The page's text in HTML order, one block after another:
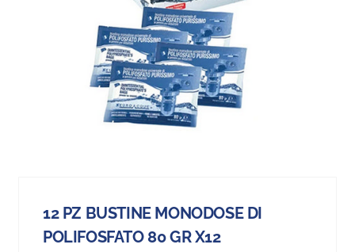
12 PZ BUSTINE MONODOSE DI
POLIFOSFATO 80 GR X12